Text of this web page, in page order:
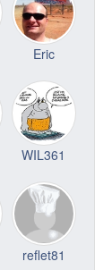
Eric
WIL361
reflet81